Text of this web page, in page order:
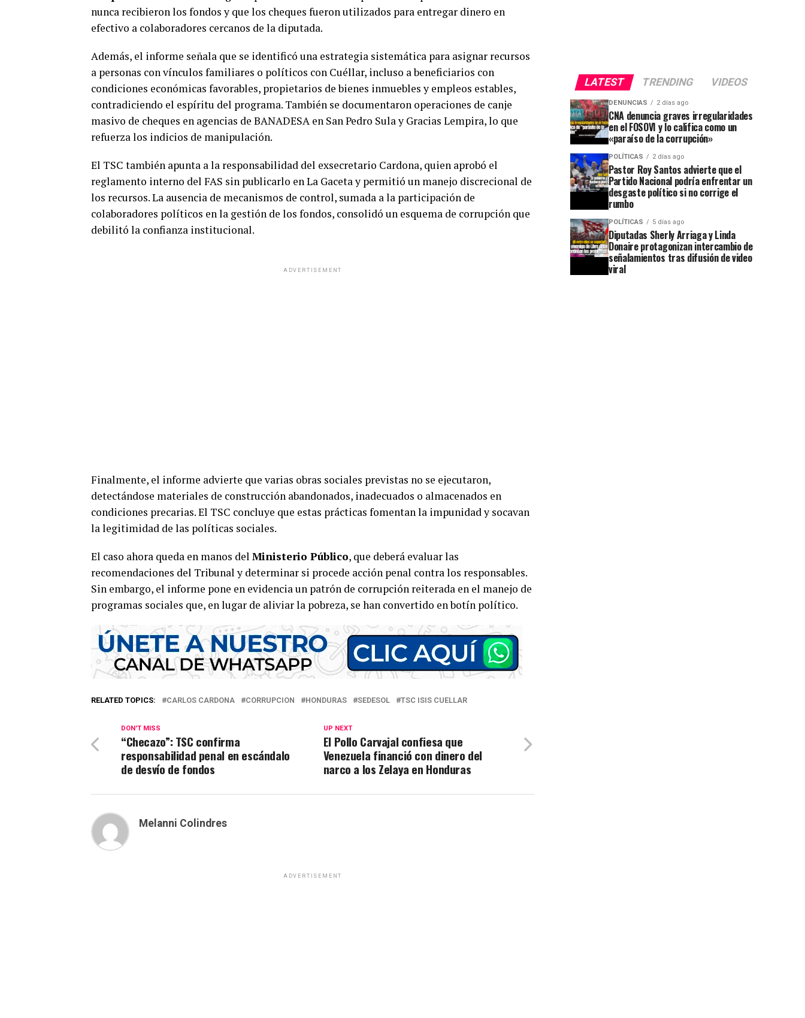
nunca recibieron los fondos y que los cheques fueron utilizados para entregar dinero en
efectivo a colaboradores cercanos de la diputada.
Además, el informe señala que se identificó una estrategia sistemática para asignar recursos
a personas con vínculos familiares o políticos con Cuéllar, incluso a beneficiarios con
condiciones económicas favorables, propietarios de bienes inmuebles y empleos estables,
contradiciendo el espíritu del programa. También se documentaron operaciones de canje
masivo de cheques en agencias de BANADESA en San Pedro Sula y Gracias Lempira, lo que
refuerza los indicios de manipulación.
El TSC también apunta a la responsabilidad del exsecretario Cardona, quien aprobó el
reglamento interno del FAS sin publicarlo en La Gaceta y permitió un manejo discrecional de
los recursos. La ausencia de mecanismos de control, sumada a la participación de
colaboradores políticos en la gestión de los fondos, consolidó un esquema de corrupción que
debilitó la confianza institucional.
ADVERTISEMENT
Finalmente, el informe advierte que varias obras sociales previstas no se ejecutaron,
detectándose materiales de construcción abandonados, inadecuados o almacenados en
condiciones precarias. El TSC concluye que estas prácticas fomentan la impunidad y socavan
la legitimidad de las políticas sociales.
El caso ahora queda en manos del Ministerio Público, que deberá evaluar las
recomendaciones del Tribunal y determinar si procede acción penal contra los responsables.
Sin embargo, el informe pone en evidencia un patrón de corrupción reiterada en el manejo de
programas sociales que, en lugar de aliviar la pobreza, se han convertido en botín político.
RELATED TOPICS: CARLOS CARDONA CORRUPCION HONDURAS SEDESOL TSC ISIS CUELLAR
UP NEXT
El Pollo Carvajal confiesa que
Venezuela financió con dinero del
narco a los Zelaya en Honduras
DON'T MISS
“Checazo”: TSC confirma
responsabilidad penal en escándalo
de desvío de fondos
Melanni Colindres
ADVERTISEMENT
LATEST TRENDING VIDEOS
DENUNCIAS 2 días ago
CNA denuncia graves irregularidades
en el FOSOVI y lo califica como un
«paraíso de la corrupción»
POLÍTICAS 2 días ago
Pastor Roy Santos advierte que el
Partido Nacional podría enfrentar un
desgaste político si no corrige el
rumbo
POLÍTICAS 5 días ago
Diputadas Sherly Arriaga y Linda
Donaire protagonizan intercambio de
señalamientos tras difusión de video
viral